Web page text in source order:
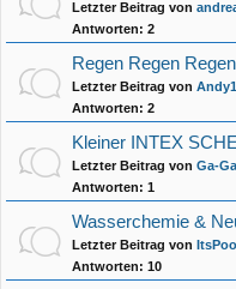
Letzter Beitrag von
Antworten: 2
Regen Regen
Letzter Beitrag von
Antworten: 2
Kleiner INTEX
Letzter Beitrag von Ga-
Antworten: 1
Wasserchemie &
Letzter Beitrag von
Antworten: 10